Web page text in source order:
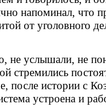
напоминал, что
от уголовного
не услышали, не
стремились
после истории с
устроена и